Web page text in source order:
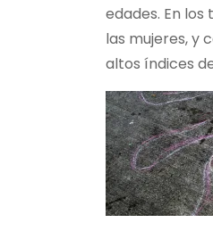
edades. En
las mujeres, y
altos índices